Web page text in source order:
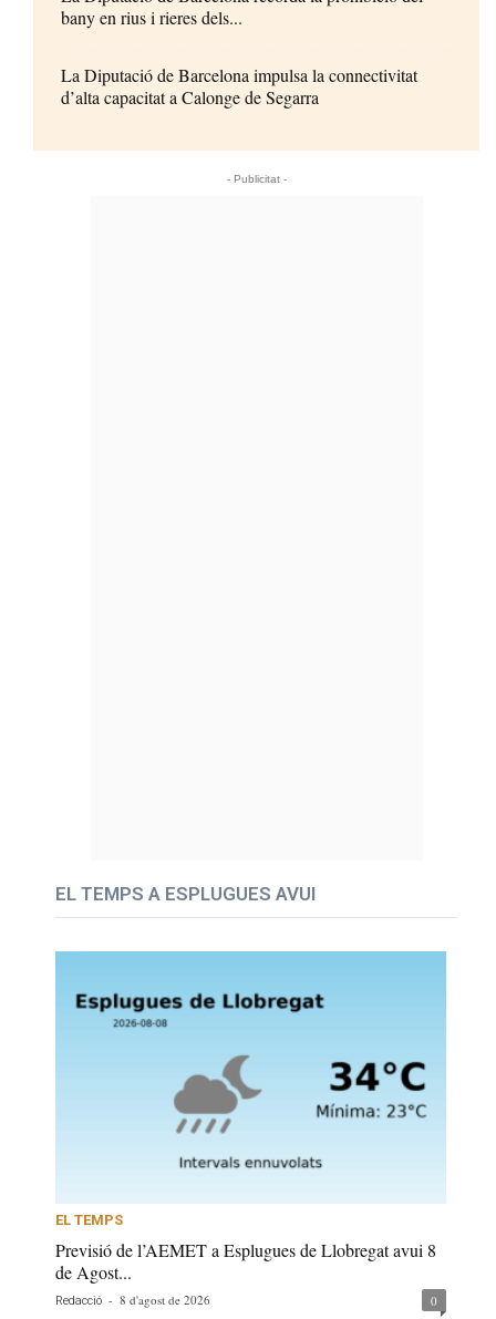
bany en rius i rieres dels...
La Diputació de Barcelona impulsa la connectivitat
d’alta capacitat a Calonge de Segarra
- Publicitat -
EL TEMPS A ESPLUGUES AVUI
EL TEMPS
Previsió de l’AEMET a Esplugues de Llobregat avui 8
de Agost...
Redacció - 8 d'agost de 2026 0